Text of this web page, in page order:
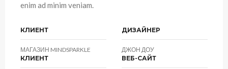
enim ad minim veniam.
КЛИЕНТ
МАГАЗИН MINDSPARKLE
ДИЗАЙНЕР
ДЖОН ДОУ
КЛИЕНТ
ВЕБ-САЙТ